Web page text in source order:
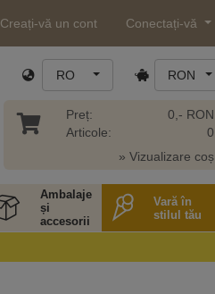
Creați-vă un cont Conectați-vă
RO RON
Preț:
Articole:
0,- RON
0
» Vizualizare coș
Ambalaje
și
accesorii
Vară în
stilul tău